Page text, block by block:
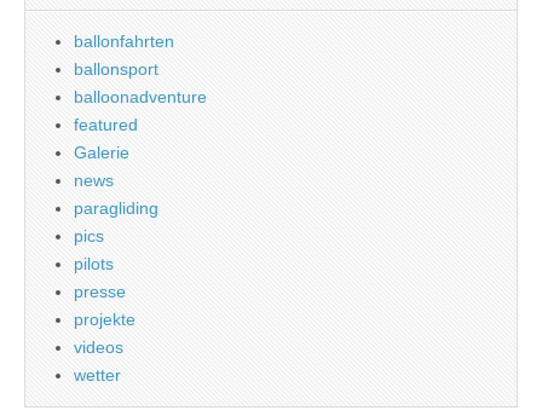
ballonfahrten
ballonsport
balloonadventure
featured
Galerie
news
paragliding
pics
pilots
presse
projekte
videos
wetter